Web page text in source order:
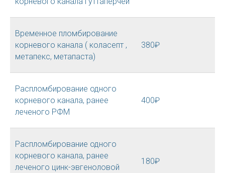
Временное пломбирование
корневого канала ( коласепт ,
метапекс, метапаста)
380₽
Распломбирование одного
корневого канала, ранее
леченого РФМ
400₽
Распломбирование одного
корневого канала, ранее
леченого цинк-эвгеноловой
180₽